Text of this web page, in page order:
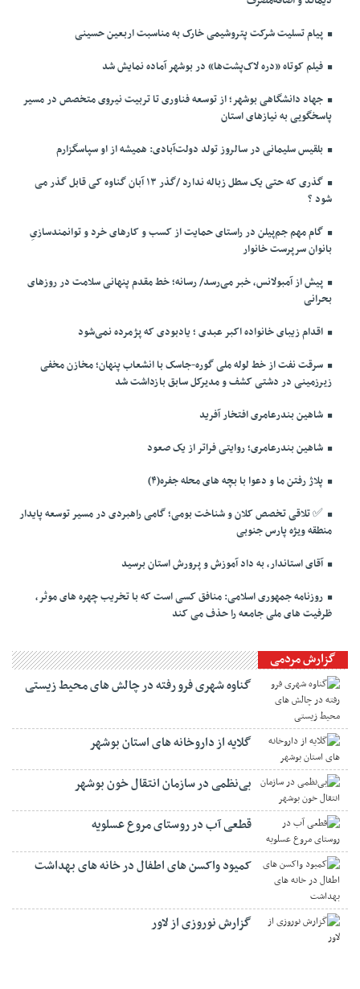
پیام تسلیت شرکت پتروشیمی خارک به مناسبت اربعین حسینی
فیلم کوتاه «دره لاک‌پشت‌ها» در بوشهر آماده نمایش شد
جهاد دانشگاهی بوشهر؛ از توسعه فناوری تا تربیت نیروی متخصص در مسیر
پاسخگویی به نیازهای استان
بلقیس سلیمانی در سالروز تولد دولت‌آبادی: همیشه از او سپاسگزارم
گذری که حتی یک سطل زباله ندارد /گذر ۱۳ آبان گناوه کی قابل گذر می
شود ؟
گام مهم جم‌پیلن در راستای حمایت از کسب و کارهای خرد و توانمندسازیِ
بانوان سرپرست خانوار
پیش از آمبولانس، خبر می‌رسد/ رسانه؛ خط مقدم پنهانی سلامت در روزهای
بحرانی
اقدام زیبای خانواده اکبر عبدی ؛ یادبودی که پژمرده نمی‌شود
سرقت نفت از خط لوله ملی گوره-جاسک با انشعاب پنهان؛ مخازن مخفی
زیرزمینی در دشتی کشف و مدیرکل سابق بازداشت شد
شاهین بندرعامری افتخار آفرید
شاهین بندرعامری؛ روایتی فراتر از یک صعود
پلاژ رفتن ما و دعوا با بچه های محله جفره(۴)
✅️ تلاقی تخصص کلان و شناخت بومی؛ گامی راهبردی در مسیر توسعه پایدار
منطقه ویژه پارس جنوبی
آقای استاندار، به داد آموزش و پرورش استان برسید
روزنامه جمهوری اسلامی: منافق کسی است که با تخریب چهره های موثر،
ظرفیت های ملی جامعه را حذف می کند
گزارش مردمی
گناوه شهری فرو رفته در چالش های محیط زیستی
گلایه از داروخانه های استان بوشهر
بی‌نظمی در سازمان انتقال خون بوشهر
قطعی آب در روستای مروع عسلویه
کمیود واکسن های اطفال در خانه های بهداشت
گزارش نوروزی از لاور